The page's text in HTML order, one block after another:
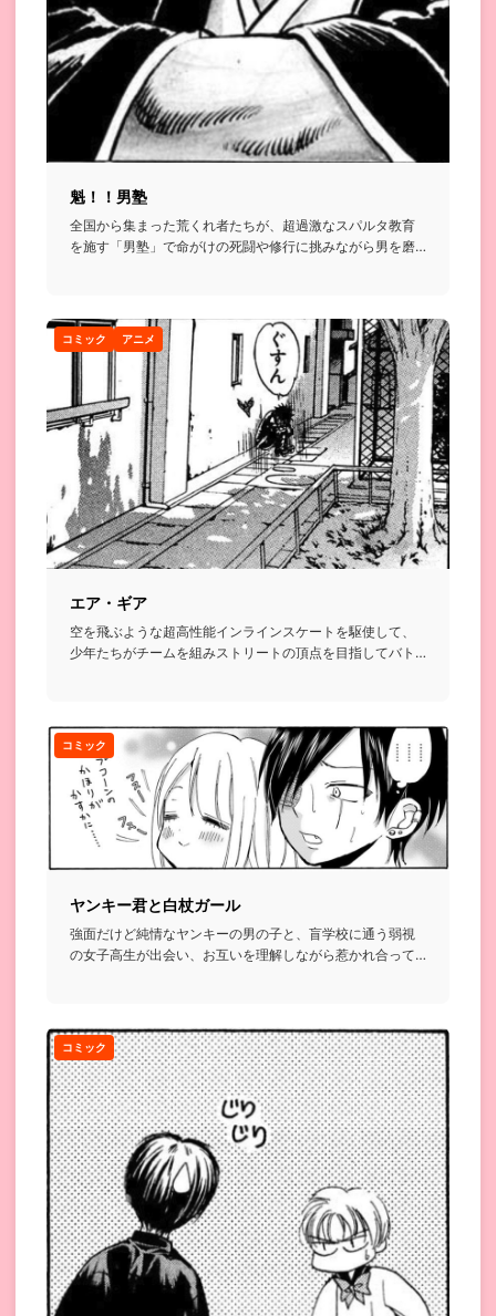
魁！！男塾
全国から集まった荒くれ者たちが、超過激なスパルタ教育
を施す「男塾」で命がけの死闘や修行に挑みながら男を磨
コミック アニメ
エア・ギア
空を飛ぶような超高性能インラインスケートを駆使して、
少年たちがチームを組みストリートの頂点を目指してバト
コミック
ヤンキー君と白杖ガール
強面だけど純情なヤンキーの男の子と、盲学校に通う弱視
の女子高生が出会い、お互いを理解しながら惹かれ合って
コミック